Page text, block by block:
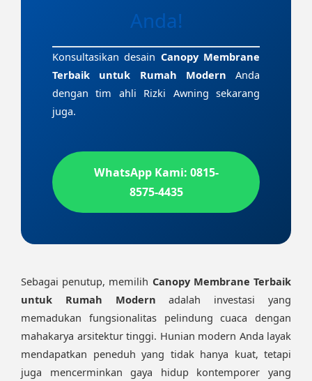
Anda!
Konsultasikan desain Canopy Membrane
Terbaik untuk Rumah Modern Anda
dengan tim ahli Rizki Awning sekarang
juga.
WhatsApp Kami: 0815-
8575-4435
Sebagai penutup, memilih Canopy Membrane Terbaik
untuk Rumah Modern adalah investasi yang
memadukan fungsionalitas pelindung cuaca dengan
mahakarya arsitektur tinggi. Hunian modern Anda layak
mendapatkan peneduh yang tidak hanya kuat, tetapi
juga mencerminkan gaya hidup kontemporer yang